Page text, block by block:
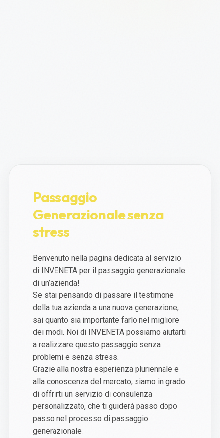
Passaggio
Generazionale senza
stress
Benvenuto nella pagina dedicata al servizio
di INVENETA per il passaggio generazionale
di un’azienda!
Se stai pensando di passare il testimone
della tua azienda a una nuova generazione,
sai quanto sia importante farlo nel migliore
dei modi. Noi di INVENETA possiamo aiutarti
a realizzare questo passaggio senza
problemi e senza stress.
Grazie alla nostra esperienza pluriennale e
alla conoscenza del mercato, siamo in grado
di offrirti un servizio di consulenza
personalizzato, che ti guiderà passo dopo
passo nel processo di passaggio
generazionale.